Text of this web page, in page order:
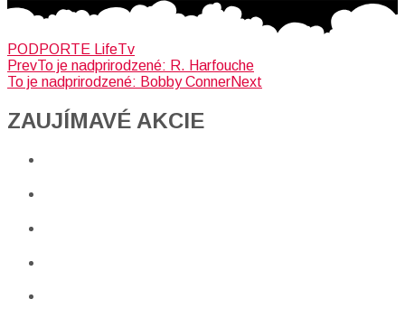
PODPORTE LifeTv
PrevTo je nadprirodzené: R. Harfouche
To je nadprirodzené: Bobby ConnerNext
ZAUJÍMAVÉ AKCIE​